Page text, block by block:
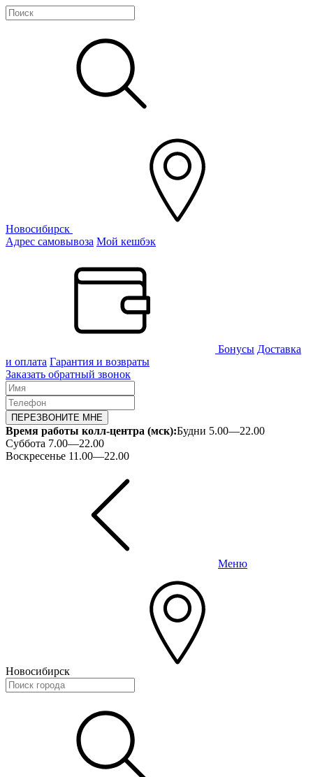
Новосибирск
Адрес самовывоза Мой кешбэк
Бонусы Доставка
и оплата Гарантия и возвраты
Заказать обратный звонок
ПЕРЕЗВОНИТЕ МНЕ
Время работы колл-центра (мск):Будни 5.00—22.00
Суббота 7.00—22.00
Воскресенье 11.00—22.00
Меню
Новосибирск